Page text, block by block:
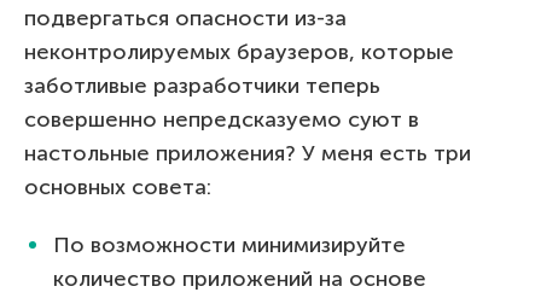
подвергаться опасности из-за
неконтролируемых браузеров, которые
заботливые разработчики теперь
совершенно непредсказуемо суют в
настольные приложения? У меня есть три
основных совета:
По возможности минимизируйте
количество приложений на основе